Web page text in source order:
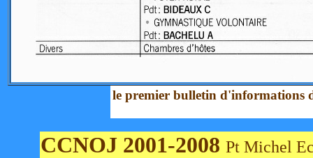
le premier bulletin d'informations
CCNOJ 2001-2008 Pt Michel